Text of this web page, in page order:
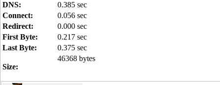
DNS:
0.385 sec
Connect:
0.056 sec
Redirect:
0.000 sec
First Byte:
0.217 sec
Last Byte:
0.375 sec
Size:
46368 bytes